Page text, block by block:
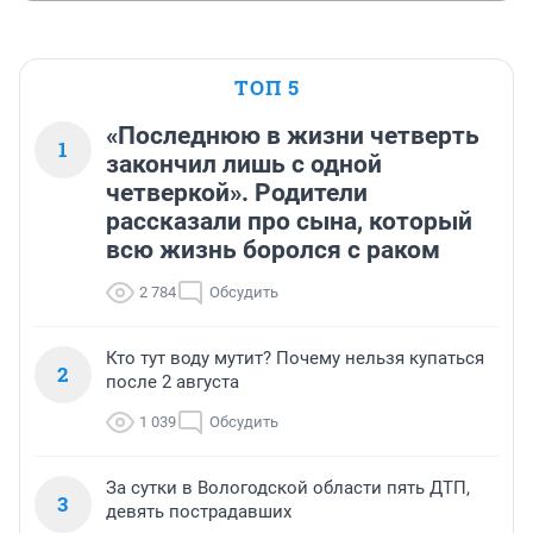
ТОП 5
1
«Последнюю в жизни четверть
закончил лишь с одной
четверкой». Родители
рассказали про сына, который
всю жизнь боролся с раком
2 784 Обсудить
2
Кто тут воду мутит? Почему нельзя купаться
после 2 августа
1 039 Обсудить
3
За сутки в Вологодской области пять ДТП,
девять пострадавших